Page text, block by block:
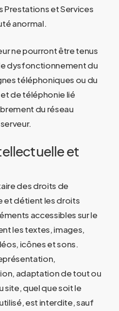
Prestations et Services
anormal.
ne pourront être tenus
dysfonctionnement du
téléphoniques ou du
de téléphonie lié
du réseau
et
des droits de
et détient les droits
accessibles sur le
les textes, images,
icônes et sons.
adaptation de tout ou
site, quel que soit le
est interdite, sauf